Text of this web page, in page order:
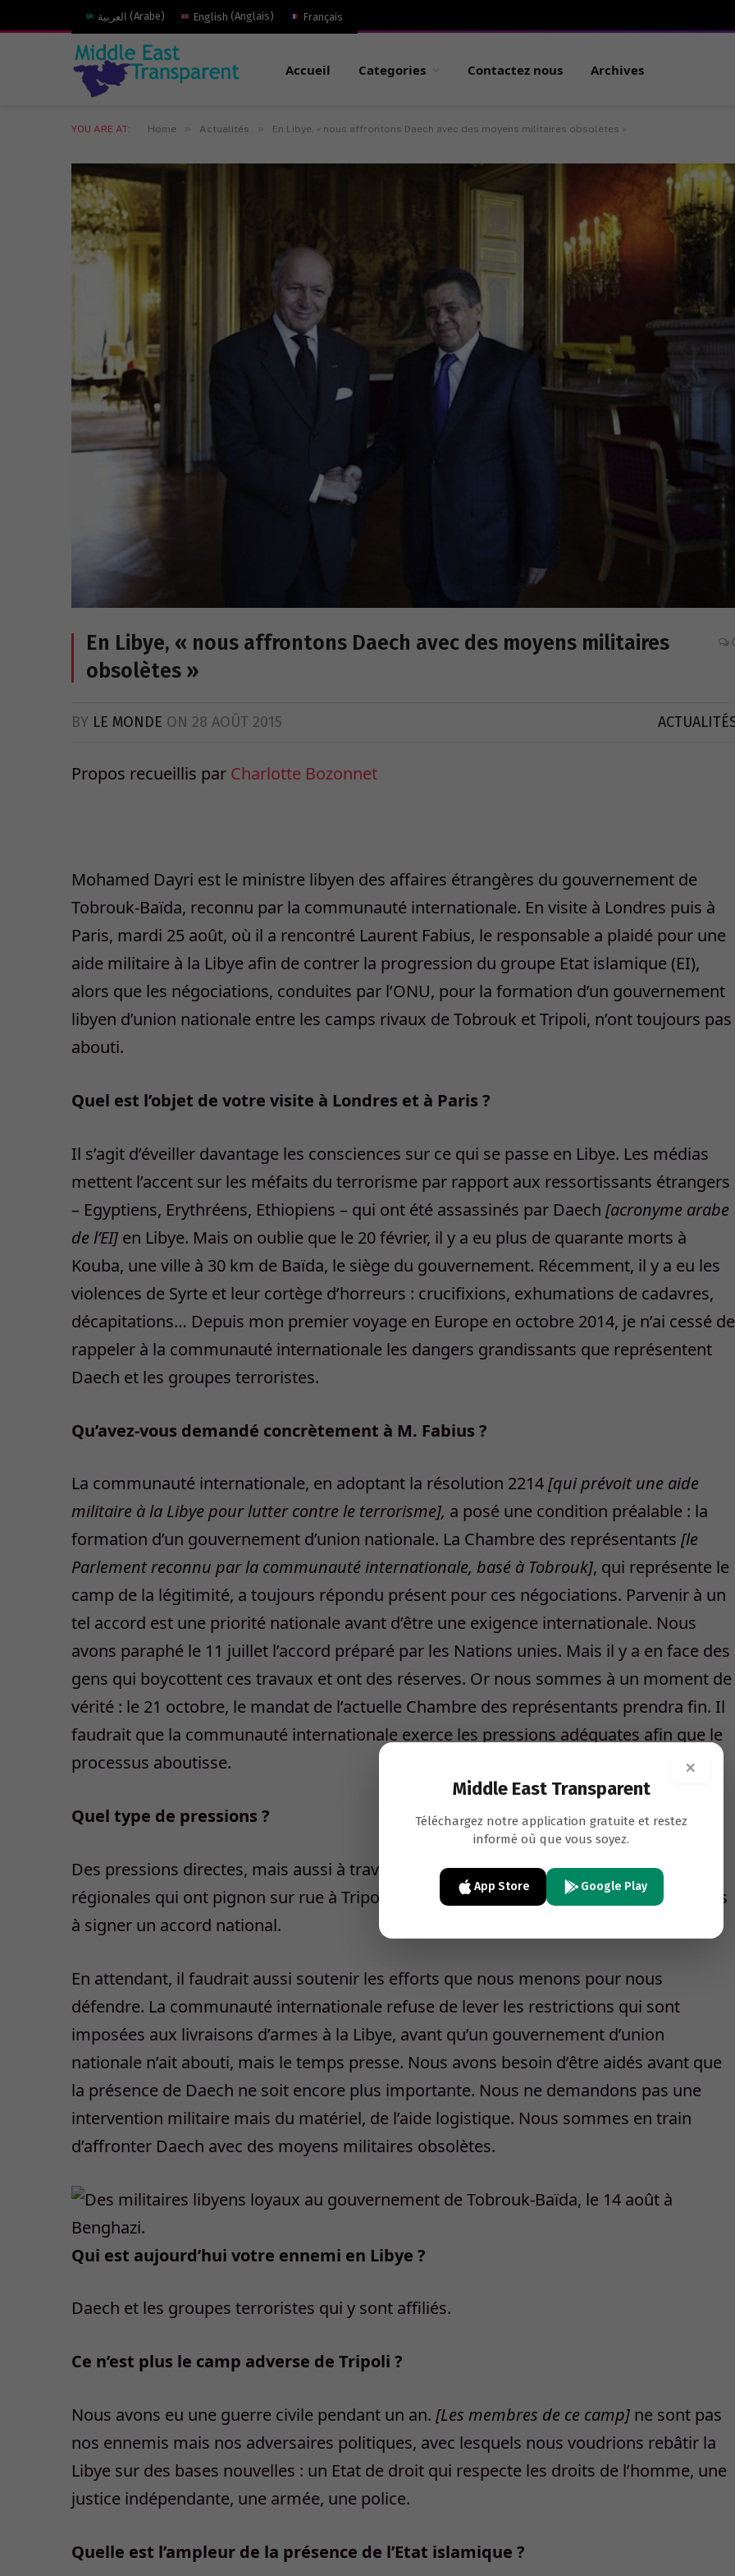
العربية (Arabe) English (Anglais) Français
Accueil Categories Contactez nous Archives
YOU ARE AT: Home » Actualités » En Libye, « nous affrontons Daech avec des moyens militaires obsolètes »
En Libye, « nous affrontons Daech avec des moyens militaires
obsolètes »
BY LE MONDE ON 28 AOÛT 2015
Propos recueillis par Charlotte Bozonnet
Mohamed Dayri est le ministre libyen des affaires étrangères du gouvernement de
Tobrouk-Baïda, reconnu par la communauté internationale. En visite à Londres puis à
Paris, mardi 25 août, où il a rencontré Laurent Fabius, le responsable a plaidé pour une
aide militaire à la Libye afin de contrer la progression du groupe Etat islamique (EI),
alors que les négociations, conduites par l’ONU, pour la formation d’un gouvernement
libyen d’union nationale entre les camps rivaux de Tobrouk et Tripoli, n’ont toujours pas
abouti.
Quel est l’objet de votre visite à Londres et à Paris ?
Il s’agit d’éveiller davantage les consciences sur ce qui se passe en Libye. Les médias
mettent l’accent sur les méfaits du terrorisme par rapport aux ressortissants étrangers
– Egyptiens, Erythréens, Ethiopiens – qui ont été assassinés par Daech [acronyme arabe
de l’EI] en Libye. Mais on oublie que le 20 février, il y a eu plus de quarante morts à
Kouba, une ville à 30 km de Baïda, le siège du gouvernement. Récemment, il y a eu les
violences de Syrte et leur cortège d’horreurs : crucifixions, exhumations de cadavres,
décapitations… Depuis mon premier voyage en Europe en octobre 2014, je n’ai cessé de
rappeler à la communauté internationale les dangers grandissants que représentent
Daech et les groupes terroristes.
Qu’avez-vous demandé concrètement à M. Fabius ?
La communauté internationale, en adoptant la résolution 2214[qui prévoit une aide
militaire à la Libye pour lutter contre le terrorisme], a posé une condition préalable : la
formation d’un gouvernement d’union nationale. La Chambre des représentants [le
Parlement reconnu par la communauté internationale, basé à Tobrouk], qui représente le
camp de la légitimité, a toujours répondu présent pour ces négociations. Parvenir à un
tel accord est une priorité nationale avant d’être une exigence internationale. Nous
avons paraphé le 11 juillet l’accord préparé par les Nations unies. Mais il y a en face des
gens qui boycottent ces travaux et ont des réserves. Or nous sommes à un moment de
vérité : le 21 octobre, le mandat de l’actuelle Chambre des représentants prendra fin. Il
faudrait que la communauté internationale exerce les pressions adéquates afin que le
processus aboutisse.
Quel type de pressions ?
Des pressions directes, mais aussi à travers des contacts avec des puissances
régionales qui ont pignon sur rue à Tripoli et peuvent pousser ces Libyens récalcitrants
à signer un accord national.
En attendant, il faudrait aussi soutenir les efforts que nous menons pour nous
défendre. La communauté internationale refuse de lever les restrictions qui sont
imposées aux livraisons d’armes à la Libye, avant qu’un gouvernement d’union
nationale n’ait abouti, mais le temps presse. Nous avons besoin d’être aidés avant que
la présence de Daech ne soit encore plus importante. Nous ne demandons pas une
intervention militaire mais du matériel, de l’aide logistique. Nous sommes en train
d’affronter Daech avec des moyens militaires obsolètes.
Qui est aujourd’hui votre ennemi en Libye ?
Daech et les groupes terroristes qui y sont affiliés.
Ce n’est plus le camp adverse de Tripoli ?
Nous avons eu une guerre civile pendant un an. [Les membres de ce camp] ne sont pas
nos ennemis mais nos adversaires politiques, avec lesquels nous voudrions rebâtir la
Libye sur des bases nouvelles : un Etat de droit qui respecte les droits de l’homme, une
justice indépendante, une armée, une police.
Quelle est l’ampleur de la présence de l’Etat islamique ?
×
Middle East Transparent
Téléchargez notre application gratuite et restez
informé où que vous soyez.
App Store Google Play